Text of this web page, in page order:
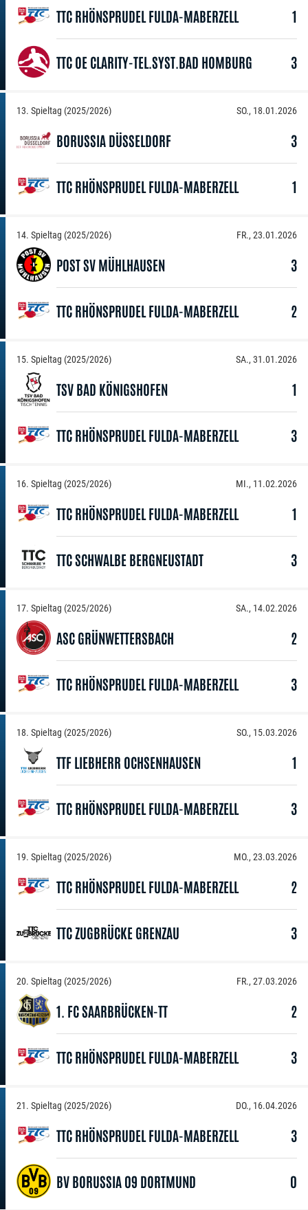
TTC RHÖNSPRUDEL FULDA-MABERZELL 1
TTC OE CLARITY-TEL.SYST.BAD HOMBURG 3
13. Spieltag (2025/2026) SO., 18.01.2026
BORUSSIA DÜSSELDORF 3
TTC RHÖNSPRUDEL FULDA-MABERZELL 1
14. Spieltag (2025/2026) FR., 23.01.2026
POST SV MÜHLHAUSEN 3
TTC RHÖNSPRUDEL FULDA-MABERZELL 2
15. Spieltag (2025/2026) SA., 31.01.2026
TSV BAD KÖNIGSHOFEN 1
TTC RHÖNSPRUDEL FULDA-MABERZELL 3
16. Spieltag (2025/2026) MI., 11.02.2026
TTC RHÖNSPRUDEL FULDA-MABERZELL 1
TTC SCHWALBE BERGNEUSTADT 3
17. Spieltag (2025/2026) SA., 14.02.2026
ASC GRÜNWETTERSBACH 2
TTC RHÖNSPRUDEL FULDA-MABERZELL 3
18. Spieltag (2025/2026) SO., 15.03.2026
TTF LIEBHERR OCHSENHAUSEN 1
TTC RHÖNSPRUDEL FULDA-MABERZELL 3
19. Spieltag (2025/2026) MO., 23.03.2026
TTC RHÖNSPRUDEL FULDA-MABERZELL 2
TTC ZUGBRÜCKE GRENZAU 3
20. Spieltag (2025/2026) FR., 27.03.2026
1. FC SAARBRÜCKEN-TT 2
TTC RHÖNSPRUDEL FULDA-MABERZELL 3
21. Spieltag (2025/2026) DO., 16.04.2026
TTC RHÖNSPRUDEL FULDA-MABERZELL 3
BV BORUSSIA 09 DORTMUND 0